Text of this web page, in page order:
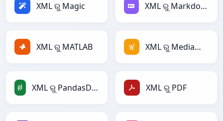
XML ରୁ Magic XML ରୁ Markdown
XML ରୁ MATLAB XML ରୁ MediaWiki
XML ରୁ PandasDataFrame XML ରୁ PDF